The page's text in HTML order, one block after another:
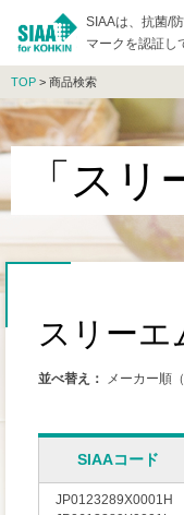
SIAAは、抗菌/
マークを認証し
TOP > 商品検索
「ス
スリーエ
並べ替え： メーカー順（
SIAAコード
JP0123289X0001H